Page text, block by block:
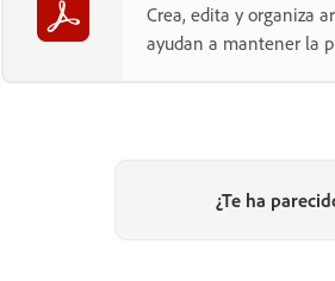
Crea, edita y organiza
ayudan a mantener la
¿Te ha